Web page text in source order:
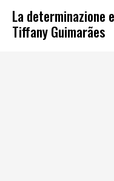
La
Tiffany Guimarães